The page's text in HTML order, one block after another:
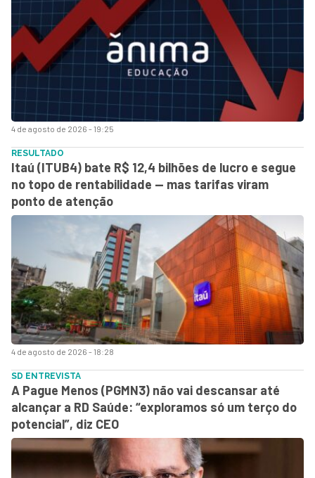
4 de agosto de 2026 - 19:25
4 de agosto de 2026 - 18:28
RESULTADO
Itaú (ITUB4) bate R$ 12,4 bilhões de lucro e segue
no topo de rentabilidade — mas tarifas viram
ponto de atenção
SD ENTREVISTA
A Pague Menos (PGMN3) não vai descansar até
alcançar a RD Saúde: “exploramos só um terço do
potencial”, diz CEO